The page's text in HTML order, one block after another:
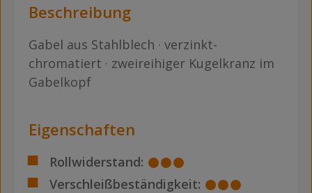
Beschreibung
Gabel aus Stahlblech · verzinkt-
chromatiert · zweireihiger Kugelkranz im
Gabelkopf
Eigenschaften
Rollwiderstand:
Verschleißbeständigkeit: